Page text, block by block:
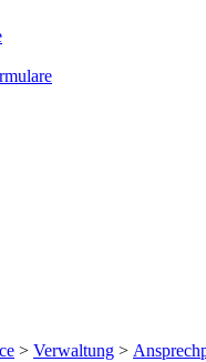
> Verwaltung >